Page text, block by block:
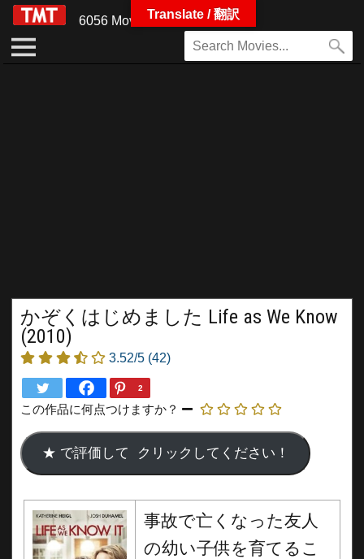
6056 Movies
かぞくはじめました Life as We Know
(2010)
3.52/5 (42)
2
この作品に何点つけますか？
事故で亡くなった友人
の幼い子供を育てるこ
Translate / 翻訳